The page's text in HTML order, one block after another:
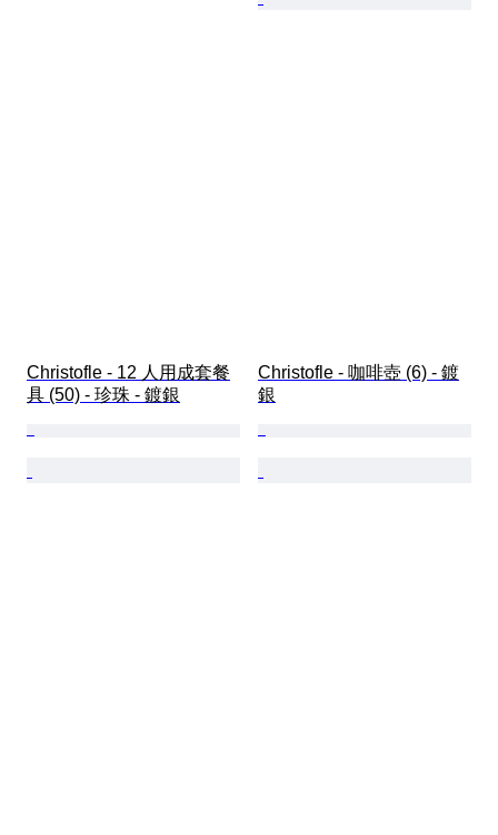
Christofle - 12 人用成套餐
具 (50) - 珍珠 - 鍍銀
Christofle - 咖啡壺 (6) - 鍍
銀